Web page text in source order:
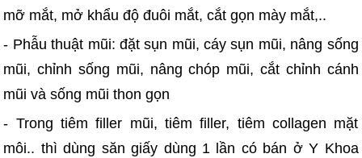
mỡ mắt, mở khẩu độ đuôi mắt, cắt gọn mày mắt,..
- Phẫu thuật mũi: đặt sụn mũi, cáy sụn mũi, nâng sống
mũi, chỉnh sống mũi, nâng chóp mũi, cắt chỉnh cánh
mũi và sống mũi thon gọn
- Trong tiêm filler mũi, tiêm filler, tiêm collagen mặt
môi.. thì dùng săn giấy dùng 1 lần có bán ở Y Khoa